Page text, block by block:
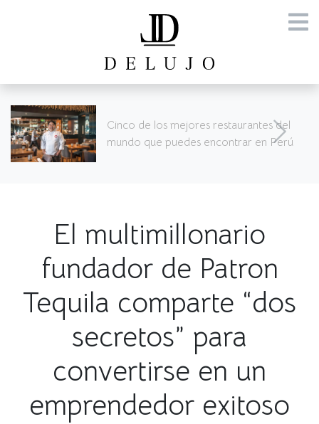
SURREALISMO SEGÚN STARCK
El multimillonario
fundador de Patron
Tequila comparte “dos
secretos” para
convertirse en un
emprendedor exitoso